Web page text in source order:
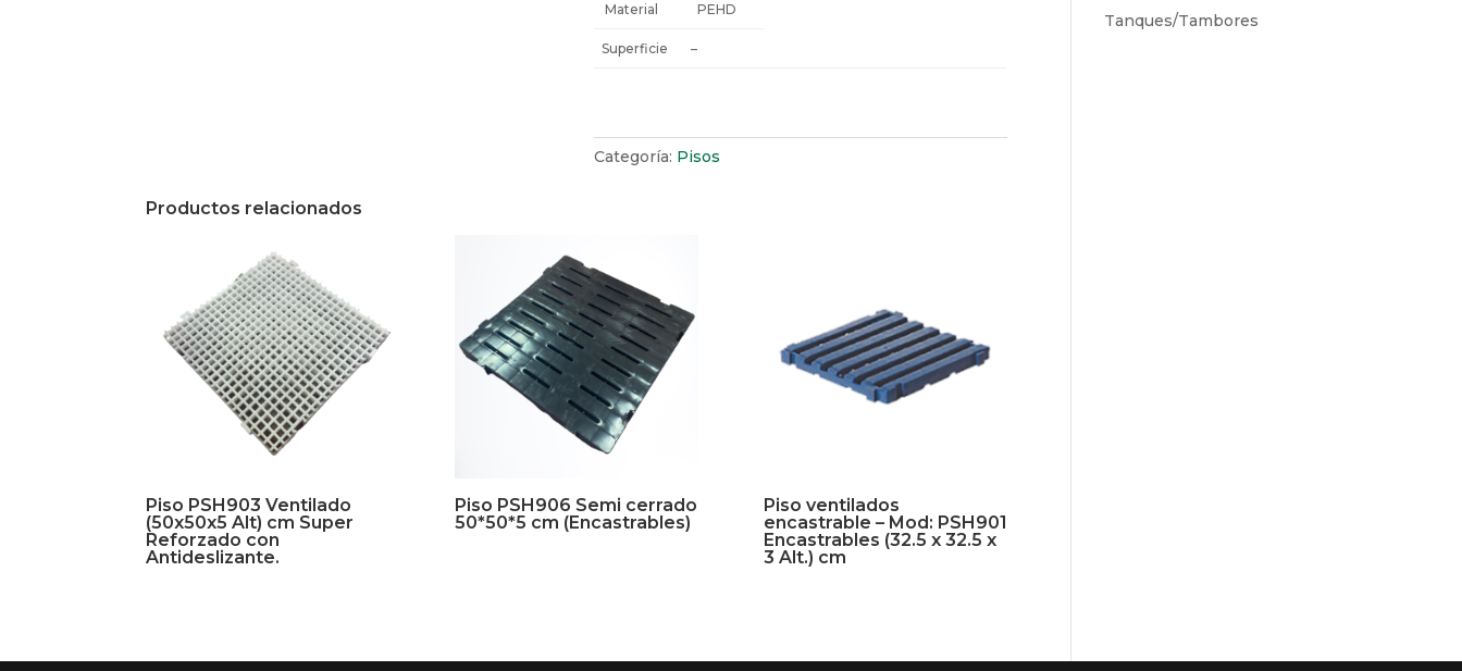
Material PEHD
Superficie –
Categoría: Pisos
Productos relacionados
Piso PSH903 Ventilado
(50x50x5 Alt) cm Super
Reforzado con
Antideslizante.
Piso PSH906 Semi cerrado
50*50*5 cm (Encastrables)
Piso ventilados
encastrable – Mod: PSH901
Encastrables (32.5 x 32.5 x
3 Alt.) cm
Tanques/Tambores